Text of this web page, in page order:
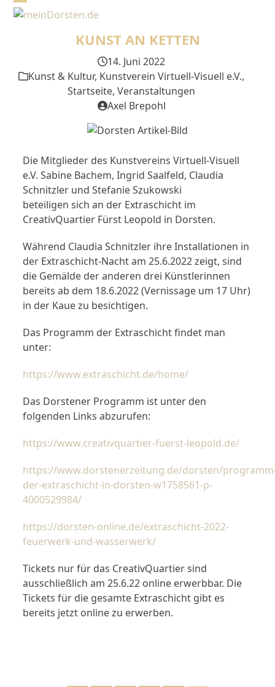
SkipOpen
Close
KUNST AN KETTEN
14. Juni 2022
Kunst & Kultur, Kunstverein Virtuell-Visuell e.V.,
Startseite, Veranstaltungen
Axel Brepohl
Die Mitglieder des Kunstvereins Virtuell-Visuell
e.V. Sabine Bachem, Ingrid Saalfeld, Claudia
Schnitzler und Stefanie Szukowski
beteiligen sich an der Extraschicht im
CreativQuartier Fürst Leopold in Dorsten.
Während Claudia Schnitzler ihre Installationen in
der Extraschicht-Nacht am 25.6.2022 zeigt, sind
die Gemälde der anderen drei Künstlerinnen
bereits ab dem 18.6.2022 (Vernissage um 17 Uhr)
in der Kaue zu besichtigen.
Das Programm der Extraschicht findet man
unter:
https://www.extraschicht.de/home/
Das Dorstener Programm ist unter den
folgenden Links abzurufen:
https://www.creativquartier-fuerst-leopold.de/
https://www.dorstenerzeitung.de/dorsten/
der-extraschicht-in-dorsten-w1758561-p-
4000529984/
https://dorsten-online.de/extraschicht-2022-
feuerwerk-und-wasserwerk/
Tickets nur für das CreativQuartier sind
ausschließlich am 25.6.22 online erwerbbar. Die
Tickets für die gesamte Extraschicht gibt es
bereits jetzt online zu erwerben.